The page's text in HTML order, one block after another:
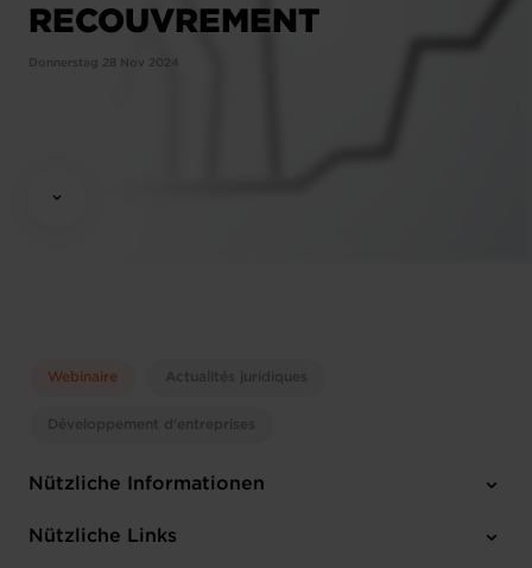
RECOUVREMENT
Donnerstag 28 Nov 2024
Webinaire Actualités juridiques
Développement d'entreprises
Nützliche Informationen
Donnerstag 28 Nov 2024
Nützliche Links